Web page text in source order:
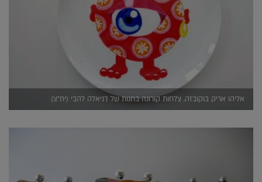
אליהו אריק בוקובזה, צלחות קורונה בחנות של דניאלה להבי (יח"צ)